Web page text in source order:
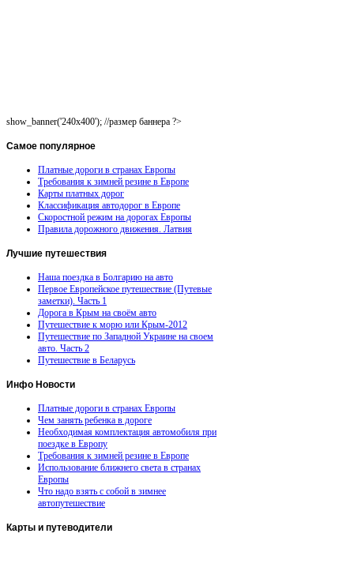
show_banner('240x400'); //размер баннера ?>
Самое популярное
Платные дороги в странах Европы
Требования к зимней резине в Европе
Карты платных дорог
Классификация автодорог в Европе
Скоростной режим на дорогах Европы
Правила дорожного движения. Латвия
Лучшие путешествия
Наша поездка в Болгарию на авто
Первое Европейское путешествие (Путевые
заметки). Часть 1
Дорога в Крым на своём авто
Путешествие к морю или Крым-2012
Путешествие по Западной Украине на своем
авто. Часть 2
Путешествие в Беларусь
Инфо Новости
Платные дороги в странах Европы
Чем занять ребенка в дороге
Необходимая комплектация автомобиля при
поездке в Европу
Требования к зимней резине в Европе
Использование ближнего света в странах
Европы
Что надо взять с собой в зимнее
автопутешествие
Карты и путеводители